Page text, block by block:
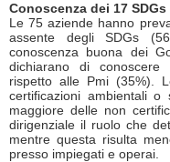
Conoscenza dei 17
Le 75 aziende hanno
assente degli SDGs
conoscenza buona dei
dichiarano di conoscere
rispetto alle Pmi (35%).
certificazioni ambientali
maggiore delle non
dirigenziale il ruolo che
mentre questa risulta
presso impiegati e operai.